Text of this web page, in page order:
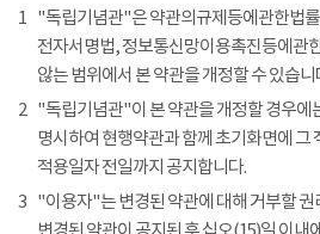
1 "독립기념관"은 약관의규제등에관한법
전자서명법, 정보통신망이용촉진등에관
않는 범위에서 본 약관을 개정할 수 있습니
2 "독립기념관"이 본 약관을 개정할 경우에
명시하여 현행약관과 함께 초기화면에 그
적용일자 전일까지 공지합니다.
3 "이용자"는 변경된 약관에 대해 거부할